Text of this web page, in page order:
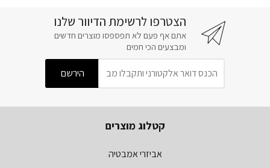
הצטרפו לרשימת הדיוור שלנו
אתם אף פעם לא תפספסו מוצרים חדשים
ומבצעים הכי חמים
קטלוג מוצרים
אביזרי אמבטיה